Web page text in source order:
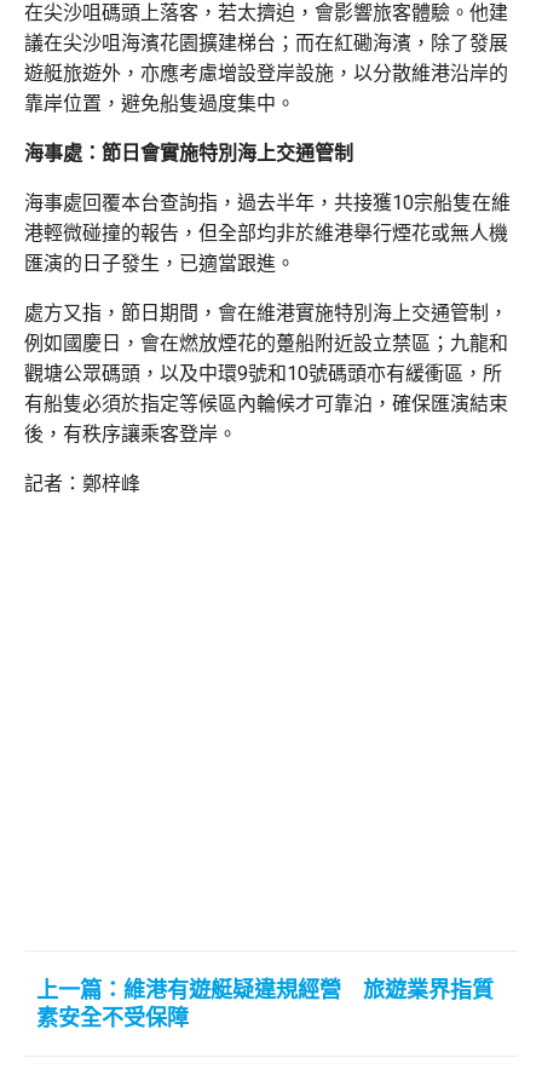
在尖沙咀碼頭上落客，若太擠迫，會影響旅客體驗。他建
議在尖沙咀海濱花園擴建梯台；而在紅磡海濱，除了發展
遊艇旅遊外，亦應考慮增設登岸設施，以分散維港沿岸的
靠岸位置，避免船隻過度集中。
海事處：節日會實施特別海上交通管制
海事處回覆本台查詢指，過去半年，共接獲10宗船隻在維
港輕微碰撞的報告，但全部均非於維港舉行煙花或無人機
匯演的日子發生，已適當跟進。
處方又指，節日期間，會在維港實施特別海上交通管制，
例如國慶日，會在燃放煙花的躉船附近設立禁區；九龍和
觀塘公眾碼頭，以及中環9號和10號碼頭亦有緩衝區，所
有船隻必須於指定等候區內輪候才可靠泊，確保匯演結束
後，有秩序讓乘客登岸。
記者：鄭梓峰
上一篇：維港有遊艇疑違規經營 旅遊業界指質
素安全不受保障